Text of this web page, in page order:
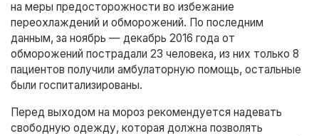
на меры предосторожности во избежание
переохлаждений и обморожений. По последним
данным, за ноябрь — декабрь 2016 года от
обморожений пострадали 23 человека, из них только 8
пациентов получили амбулаторную помощь, остальные
были госпитализированы.
Перед выходом на мороз рекомендуется надевать
свободную одежду, которая должна позволять